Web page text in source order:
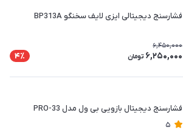
فشارسنج دیجیتالی ایزی لایف سخنگو BP313A
6,450,000
6,250,000 تومان 4٪
فشارسنج دیجیتال بازویی بی ول مدل PRO-33
5